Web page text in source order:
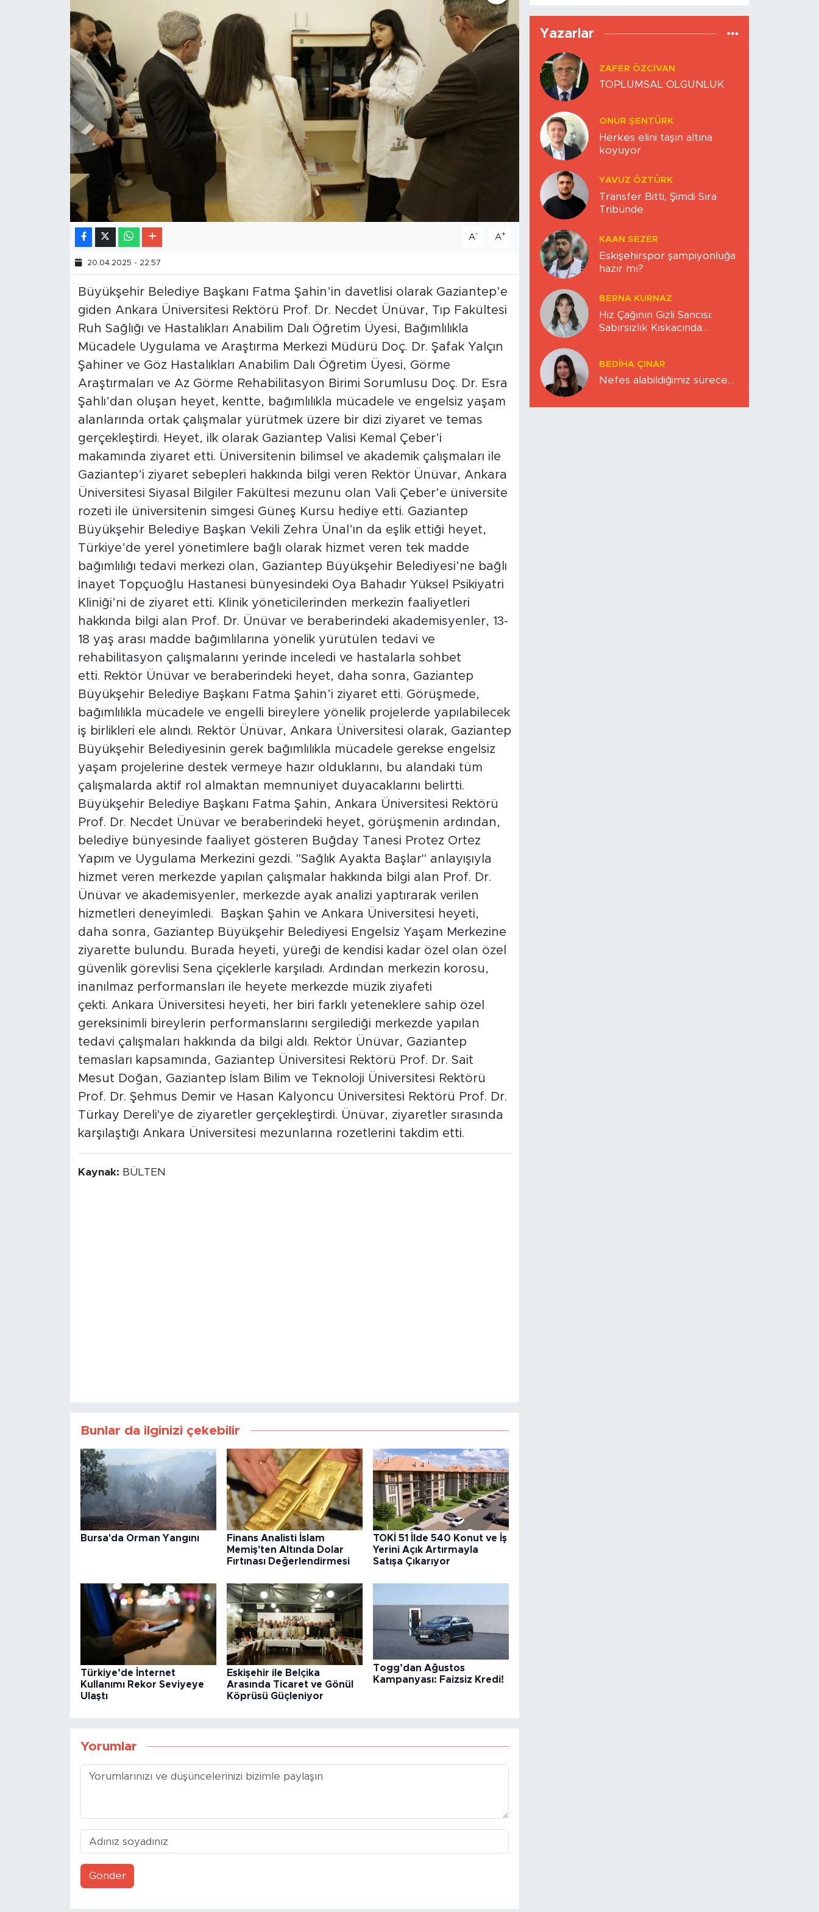
A- A+
20.04.2025 - 22:57
Büyükşehir Belediye Başkanı Fatma Şahin’in davetlisi olarak Gaziantep’e
giden Ankara Üniversitesi Rektörü Prof. Dr. Necdet Ünüvar, Tıp Fakültesi
Ruh Sağlığı ve Hastalıkları Anabilim Dalı Öğretim Üyesi, Bağımlılıkla
Mücadele Uygulama ve Araştırma Merkezi Müdürü Doç. Dr. Şafak Yalçın
Şahiner ve Göz Hastalıkları Anabilim Dalı Öğretim Üyesi, Görme
Araştırmaları ve Az Görme Rehabilitasyon Birimi Sorumlusu Doç. Dr. Esra
Şahlı’dan oluşan heyet, kentte, bağımlılıkla mücadele ve engelsiz yaşam
alanlarında ortak çalışmalar yürütmek üzere bir dizi ziyaret ve temas
gerçekleştirdi. Heyet, ilk olarak Gaziantep Valisi Kemal Çeber’i
makamında ziyaret etti. Üniversitenin bilimsel ve akademik çalışmaları ile
Gaziantep’i ziyaret sebepleri hakkında bilgi veren Rektör Ünüvar, Ankara
Üniversitesi Siyasal Bilgiler Fakültesi mezunu olan Vali Çeber’e üniversite
rozeti ile üniversitenin simgesi Güneş Kursu hediye etti. Gaziantep
Büyükşehir Belediye Başkan Vekili Zehra Ünal’ın da eşlik ettiği heyet,
Türkiye’de yerel yönetimlere bağlı olarak hizmet veren tek madde
bağımlılığı tedavi merkezi olan, Gaziantep Büyükşehir Belediyesi’ne bağlı
İnayet Topçuoğlu Hastanesi bünyesindeki Oya Bahadır Yüksel Psikiyatri
Kliniği’ni de ziyaret etti. Klinik yöneticilerinden merkezin faaliyetleri
hakkında bilgi alan Prof. Dr. Ünüvar ve beraberindeki akademisyenler, 13-
18 yaş arası madde bağımlılarına yönelik yürütülen tedavi ve
rehabilitasyon çalışmalarını yerinde inceledi ve hastalarla sohbet
etti. Rektör Ünüvar ve beraberindeki heyet, daha sonra, Gaziantep
Büyükşehir Belediye Başkanı Fatma Şahin’i ziyaret etti. Görüşmede,
bağımlılıkla mücadele ve engelli bireylere yönelik projelerde yapılabilecek
iş birlikleri ele alındı. Rektör Ünüvar, Ankara Üniversitesi olarak, Gaziantep
Büyükşehir Belediyesinin gerek bağımlılıkla mücadele gerekse engelsiz
yaşam projelerine destek vermeye hazır olduklarını, bu alandaki tüm
çalışmalarda aktif rol almaktan memnuniyet duyacaklarını belirtti.
Büyükşehir Belediye Başkanı Fatma Şahin, Ankara Üniversitesi Rektörü
Prof. Dr. Necdet Ünüvar ve beraberindeki heyet, görüşmenin ardından,
belediye bünyesinde faaliyet gösteren Buğday Tanesi Protez Ortez
Yapım ve Uygulama Merkezini gezdi. "Sağlık Ayakta Başlar" anlayışıyla
hizmet veren merkezde yapılan çalışmalar hakkında bilgi alan Prof. Dr.
Ünüvar ve akademisyenler, merkezde ayak analizi yaptırarak verilen
hizmetleri deneyimledi. Başkan Şahin ve Ankara Üniversitesi heyeti,
daha sonra, Gaziantep Büyükşehir Belediyesi Engelsiz Yaşam Merkezine
ziyarette bulundu. Burada heyeti, yüreği de kendisi kadar özel olan özel
güvenlik görevlisi Sena çiçeklerle karşıladı. Ardından merkezin korosu,
inanılmaz performansları ile heyete merkezde müzik ziyafeti
çekti. Ankara Üniversitesi heyeti, her biri farklı yeteneklere sahip özel
gereksinimli bireylerin performanslarını sergilediği merkezde yapılan
tedavi çalışmaları hakkında da bilgi aldı. Rektör Ünüvar, Gaziantep
temasları kapsamında, Gaziantep Üniversitesi Rektörü Prof. Dr. Sait
Mesut Doğan, Gaziantep İslam Bilim ve Teknoloji Üniversitesi Rektörü
Prof. Dr. Şehmus Demir ve Hasan Kalyoncu Üniversitesi Rektörü Prof. Dr.
Türkay Dereli'ye de ziyaretler gerçekleştirdi. Ünüvar, ziyaretler sırasında
karşılaştığı Ankara Üniversitesi mezunlarına rozetlerini takdim etti.
Kaynak: BÜLTEN
Bunlar da ilginizi çekebilir
Bursa'da Orman Yangını
Finans Analisti İslam
Memiş'ten Altında Dolar
Fırtınası Değerlendirmesi
TOKİ 51 İlde 540 Konut ve İş
Yerini Açık Artırmayla
Satışa Çıkarıyor
Türkiye’de İnternet
Kullanımı Rekor Seviyeye
Ulaştı
Eskişehir ile Belçika
Arasında Ticaret ve Gönül
Köprüsü Güçleniyor
Togg’dan Ağustos
Kampanyası: Faizsiz Kredi!
Yorumlar
Gönder
Yazarlar
ZAFER ÖZCIVAN
TOPLUMSAL OLGUNLUK
ONUR ŞENTÜRK
Herkes elini taşın altına
koyuyor
YAVUZ ÖZTÜRK
Transfer Bitti, Şimdi Sıra
Tribünde
KAAN SEZER
Eskişehirspor şampiyonluğa
hazır mı?
BERNA KURNAZ
Hız Çağının Gizli Sancısı:
Sabırsızlık Kıskacında
BEDIHA ÇINAR
Nefes alabildiğimiz sürece…